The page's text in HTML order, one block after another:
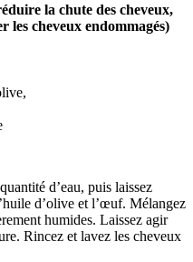
la chute des cheveux,
les cheveux endommagés)
d’eau, puis laissez
d’olive et l’œuf. Mélangez
humides. Laissez agir
Rincez et lavez les cheveux